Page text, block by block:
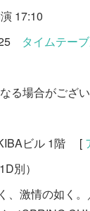
17:10
タイムテー
る場合がござい
ビル 1階 [
別）
、激情の如く